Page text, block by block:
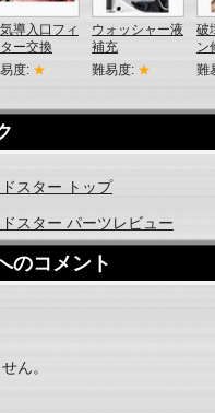
導入口フィ
ー交換
度: ★
ウォッシャー液
補充
難易度: ★
破
ン
難
スター トップ
スター パーツレビュー
のコメント
ん。